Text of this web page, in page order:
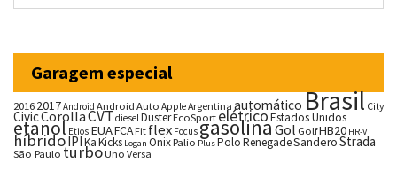
Garagem especial
20162017Android Android Auto AppleArgentina automáticoBrasil City
CivicCorollaCVTdieselDusterEcoSportelétricoEstados Unidos
etanol Etios EUAFCA Fit flex FocusgasolinaGol GolfHB20 HR-V
híbridoIPIKaKicks Logan OnixPalio PlusPoloRenegadeSanderoStrada
São Paulo turboUno Versa